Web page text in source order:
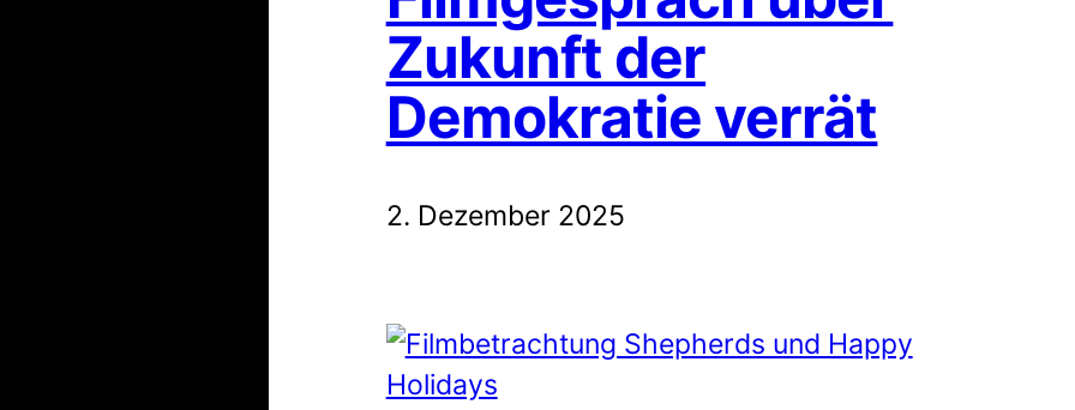
Zukunft der
Demokratie verrät
2. Dezember 2025